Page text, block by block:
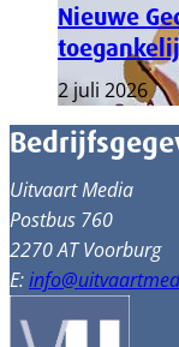
Nieuwe
2 juli 2026
Uitvaart Media
Postbus 760
2270 AT Voorburg
E: